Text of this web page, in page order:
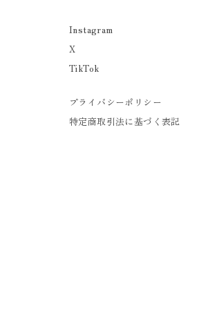
Instagram
X
TikTok
プライバシーポリシー
特定商取引法に基づく表記